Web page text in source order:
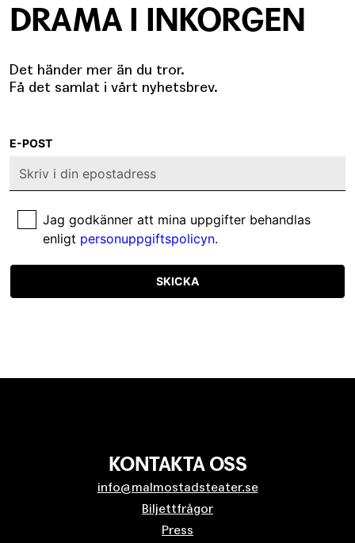
DRAMA I INKORGEN
Det händer mer än du tror.
Få det samlat i vårt nyhetsbrev.
E-POST
Jag godkänner att mina uppgifter behandlas
enligt personuppgiftspolicyn.
SKICKA
KONTAKTA OSS
info@malmostadsteater.se
Biljettfrågor
Press